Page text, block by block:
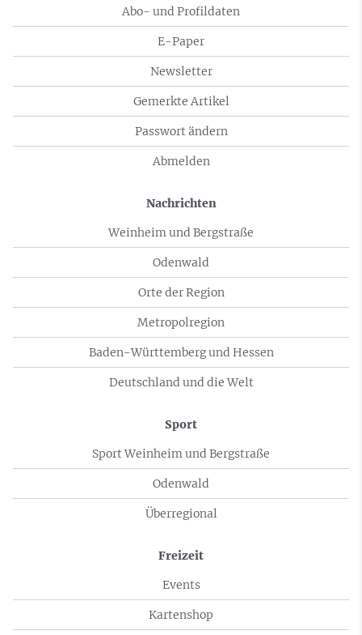
Abo- und Profildaten
E-Paper
Newsletter
Gemerkte Artikel
Passwort ändern
Abmelden
Nachrichten
Weinheim und Bergstraße
Odenwald
Orte der Region
Metropolregion
Baden-Württemberg und Hessen
Deutschland und die Welt
Sport
Sport Weinheim und Bergstraße
Odenwald
Überregional
Freizeit
Events
Kartenshop